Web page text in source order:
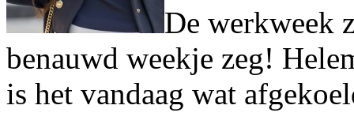
De werkweek
benauwd weekje zeg!
is het vandaag wat